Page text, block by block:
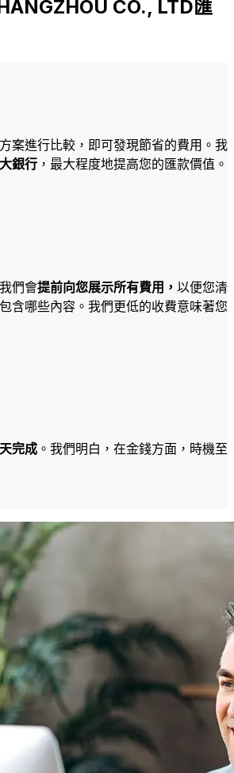
CO., LTD匯
案進行比較，即可發現節省的費用。我
銀行 ，最大程度地提高您的匯款價值。
們會提前向您展示所有費用， 以便您清
含哪些內容。我們更低的收費意味著您
完成 。我們明白，在金錢方面，時機至